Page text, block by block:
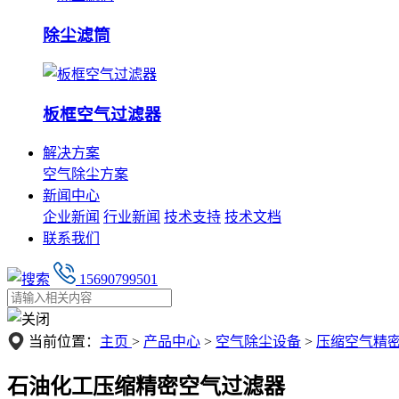
除尘滤筒
板框空气过滤器
解决方案
空气除尘方案
新闻中心
企业新闻 行业新闻 技术支持 技术文档
联系我们
15690799501
当前位置： 主页 > 产品中心 > 空气除尘设备 > 压缩空气精
石油化工压缩精密空气过滤器